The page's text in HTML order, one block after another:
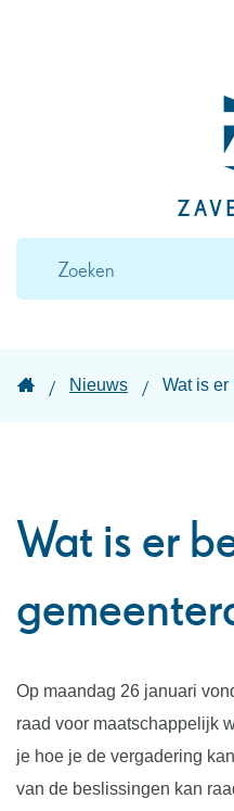
Zaventem
Startpagina
Nieuws Wat is
Wat is er
Op maandag 26 januari
raad voor maatschappelijk
je hoe je de vergadering
van de beslissingen kan